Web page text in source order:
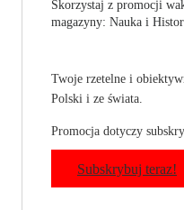
Skorzystaj z promocji
magazyny: Nauka i
Twoje rzetelne i
Polski i ze świata.
Promocja dotyczy
Subskrybuj teraz!